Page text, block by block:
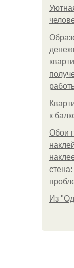
к
Обои
Из